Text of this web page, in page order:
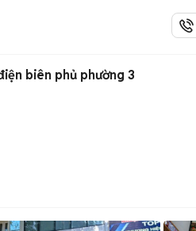
biên phủ phường 3